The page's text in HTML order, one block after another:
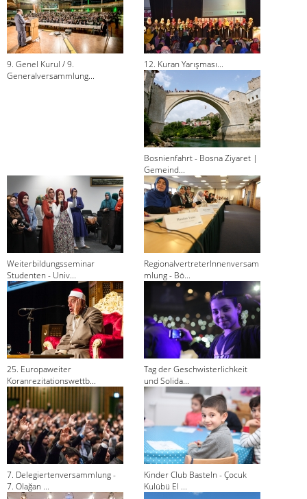
9. Genel Kurul / 9.
Generalversammlung...
12. Kuran Yarışması...
Bosnienfahrt - Bosna Ziyaret |
Gemeind...
Weiterbildungsseminar
Studenten - Univ...
RegionalvertreterInnenversam
mlung - Bö...
25. Europaweiter
Koranrezitationswettb...
Tag der Geschwisterlichkeit
und Solida...
7. Delegiertenversammlung -
7. Olağan ...
Kinder Club Basteln - Çocuk
Kulübü El ...